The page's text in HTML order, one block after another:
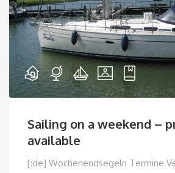
Sailing on a weekend –
available
[:de] Wochenendsegeln Termine